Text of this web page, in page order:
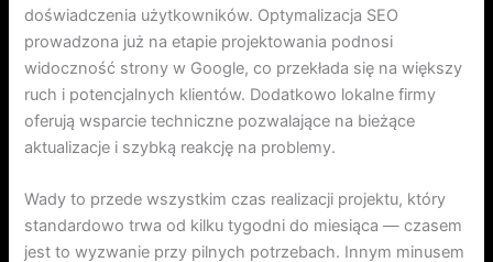
doświadczenia użytkowników. Optymalizacja SEO
prowadzona już na etapie projektowania podnosi
widoczność strony w Google, co przekłada się na większy
ruch i potencjalnych klientów. Dodatkowo lokalne firmy
oferują wsparcie techniczne pozwalające na bieżące
aktualizacje i szybką reakcję na problemy.
Wady to przede wszystkim czas realizacji projektu, który
standardowo trwa od kilku tygodni do miesiąca — czasem
jest to wyzwanie przy pilnych potrzebach. Innym minusem